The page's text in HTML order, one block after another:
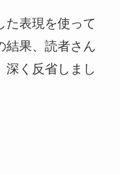
た表現を使って
結果、読者さん
深く反省しまし